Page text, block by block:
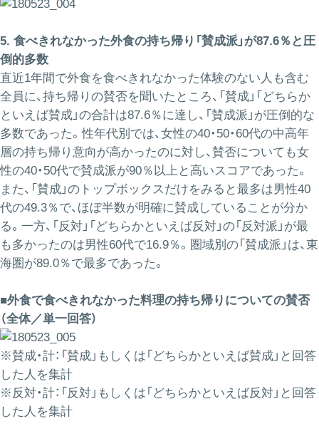
5. 食べきれなかった外食の持ち帰り「賛成派」が87.6％と圧
倒的多数
直近1年間で外食を食べきれなかった体験のない人も含む
全員に、持ち帰りの賛否を聞いたところ、「賛成」「どちらか
といえば賛成」の合計は87.6％に達し、「賛成派」が圧倒的な
多数であった。性年代別では、女性の40・50・60代の中高年
層の持ち帰り意向が高かったのに対し、賛否についても女
性の40・50代で賛成派が90％以上と高いスコアであった。
また、「賛成」のトップボックスだけをみると最多は男性40
代の49.3％で、ほぼ半数が明確に賛成していることが分か
る。一方、「反対」「どちらかといえば反対」の「反対派」が最
も多かったのは男性60代で16.9％。圏域別の「賛成派」は、東
海圏が89.0％で最多であった。
■外食で食べきれなかった料理の持ち帰りについての賛否
（全体／単一回答）
※賛成・計：「賛成」もしくは「どちらかといえば賛成」と回答
した人を集計
※反対・計：「反対」もしくは「どちらかといえば反対」と回答
した人を集計